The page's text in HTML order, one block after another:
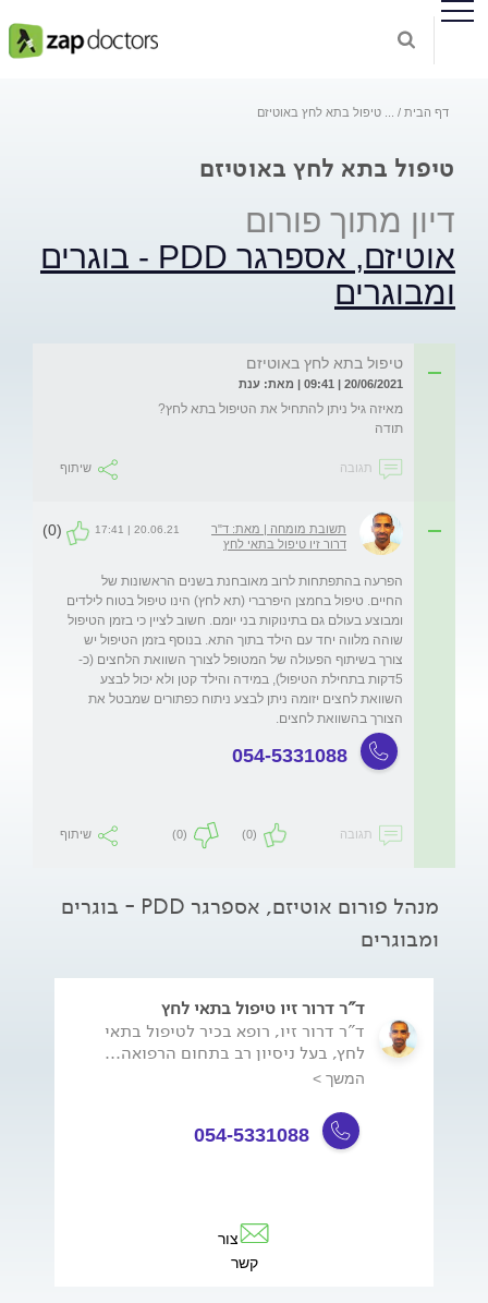
דף הבית טיפול בתא לחץ באוטיזם
טיפול בתא לחץ באוטיזם
דיון מתוך פורום
אוטיזם, אספרגר PDD - בוגרים
ומבוגרים
טיפול בתא לחץ באוטיזם
20/06/2021 | 09:41 | מאת: ענת
תודה
תגובה שיתוף
תשובת מומחה | מאת: ד"ר
דרור זיו טיפול בתאי לחץ
20.06.21 | 17:41
(0)
הפרעה בהתפתחות לרוב מאובחנת בשנים הראשונות של
החיים. טיפול בחמצן היפרברי (תא לחץ) הינו טיפול בטוח לילדים
ומבוצע בעולם גם בתינוקות בני יומם. חשוב לציין כי בזמן הטיפול
שוהה מלווה יחד עם הילד בתוך התא. בנוסף בזמן הטיפול יש
צורך בשיתוף הפעולה של המטופל לצורך השוואת הלחצים (כ-
5דקות בתחילת הטיפול), במידה והילד קטן ולא יכול לבצע
השוואת לחצים יזומה ניתן לבצע ניתוח כפתורים שמבטל את
הצורך בהשוואת לחצים.
054-5331088
תגובה (0)
(0) שיתוף
מנהל פורום אוטיזם, אספרגר PDD - בוגרים
ומבוגרים
ד"ר דרור זיו טיפול בתאי לחץ
ד"ר דרור זיו, רופא בכיר לטיפול בתאי
לחץ, בעל ניסיון רב בתחום הרפואה...
המשך >
054-5331088
צור
קשר